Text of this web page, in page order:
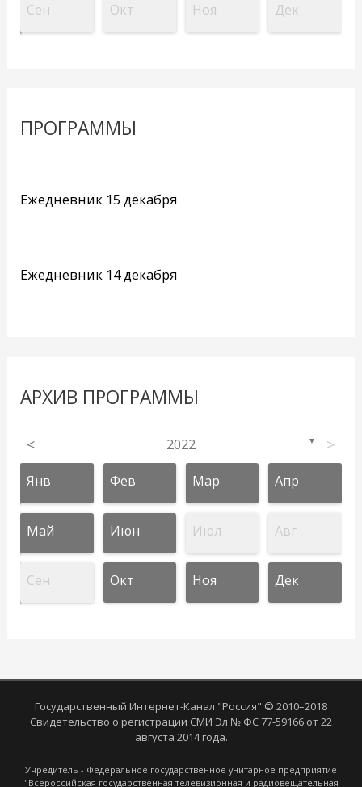
Сен Окт Ноя Дек
ПРОГРАММЫ
Ежедневник 15 декабря
Ежедневник 14 декабря
АРХИВ ПРОГРАММЫ
< 2022 ▼ >
Янв Фев Мар Апр
Май Июн Июл Авг
Сен Окт Ноя Дек
Государственный Интернет-Канал "Россия" © 2010–2018
Свидетельство о регистрации СМИ Эл № ФС 77-59166 от 22
августа 2014 года.
Учредитель - Федеральное государственное унитарное предприятие
"Всероссийская государственная телевизионная и радиовещательная